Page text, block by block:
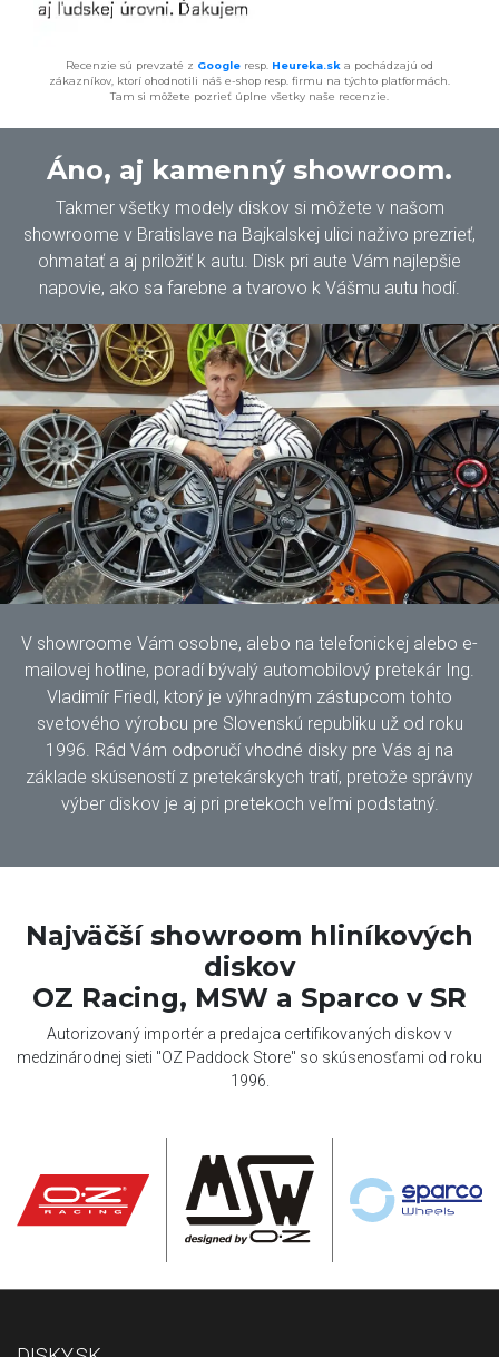
Recenzie sú prevzaté z Google resp. Heureka.sk a pochádzajú od
zákazníkov, ktorí ohodnotili náš e-shop resp. firmu na týchto platformách.
Tam si môžete pozrieť úplne všetky naše recenzie.
Áno, aj kamenný showroom.
Takmer všetky modely diskov si môžete v našom
showroome v Bratislave na Bajkalskej ulici naživo prezrieť,
ohmatať a aj priložiť k autu. Disk pri aute Vám najlepšie
napovie, ako sa farebne a tvarovo k Vášmu autu hodí.
V showroome Vám osobne, alebo na telefonickej alebo e-
mailovej hotline, poradí bývalý automobilový pretekár Ing.
Vladimír Friedl, ktorý je výhradným zástupcom tohto
svetového výrobcu pre Slovenskú republiku už od roku
1996. Rád Vám odporučí vhodné disky pre Vás aj na
základe skúseností z pretekárskych tratí, pretože správny
výber diskov je aj pri pretekoch veľmi podstatný.
Najväčší showroom hliníkových
diskov
OZ Racing, MSW a Sparco v SR
Autorizovaný importér a predajca certifikovaných diskov v
medzinárodnej sieti "OZ Paddock Store" so skúsenosťami od roku
1996.